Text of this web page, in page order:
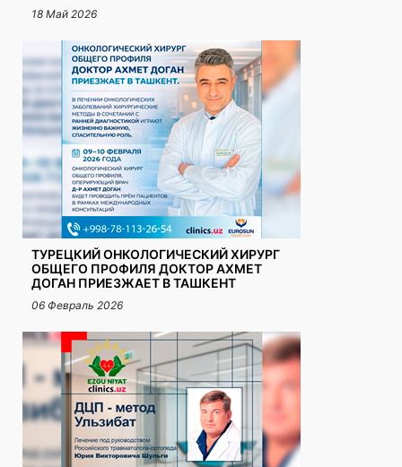
18 Май 2026
ТУРЕЦКИЙ ОНКОЛОГИЧЕСКИЙ ХИРУРГ
ОБЩЕГО ПРОФИЛЯ ДОКТОР АХМЕТ
ДОГАН ПРИЕЗЖАЕТ В ТАШКЕНТ
06 Февраль 2026